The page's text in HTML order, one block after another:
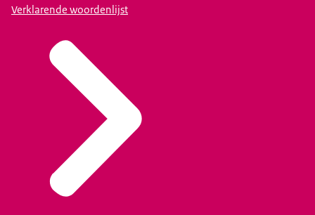
Verklarende woordenlijst